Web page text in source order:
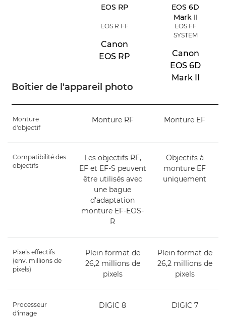
Boîtier de l'appareil photo
EOS R FF
Canon
EOS RP
EOS FF
SYSTEM
Canon
EOS 6D
Mark II
Monture
d'objectif
Monture RF Monture EF
Compatibilité des
objectifs
Les objectifs RF,
EF et EF-S peuvent
être utilisés avec
une bague
d'adaptation
monture EF-EOS-
R
Objectifs à
monture EF
uniquement
Pixels effectifs
(env. millions de
pixels)
Plein format de
26,2 millions de
pixels
Plein format de
26,2 millions de
pixels
Processeur
d'image
DIGIC 8 DIGIC 7